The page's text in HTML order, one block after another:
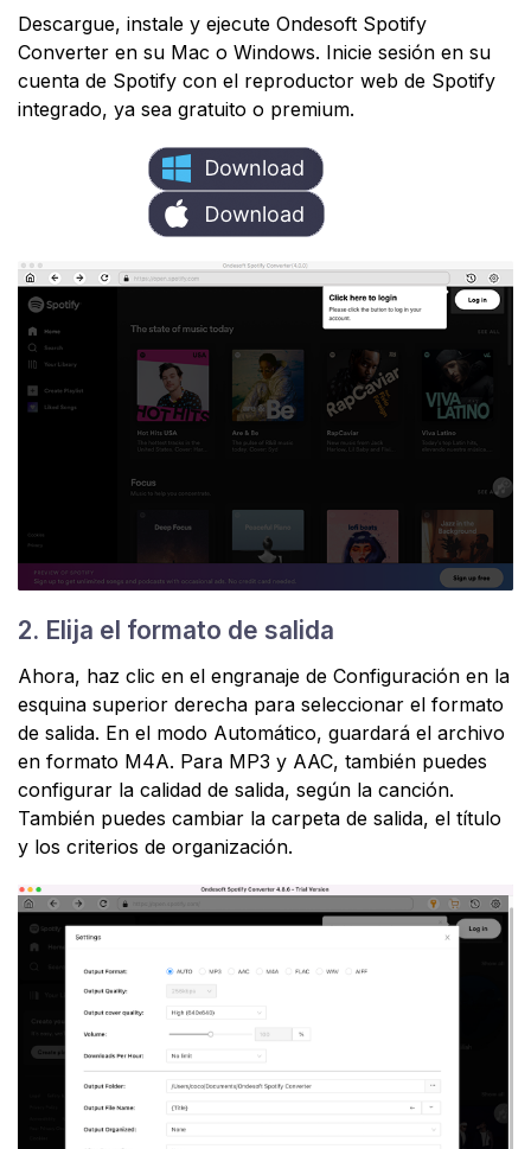
Descargue, instale y ejecute Ondesoft Spotify
Converter en su Mac o Windows. Inicie sesión en su
cuenta de Spotify con el reproductor web de Spotify
integrado, ya sea gratuito o premium.
2. Elija el formato de salida
Ahora, haz clic en el engranaje de Configuración en la
esquina superior derecha para seleccionar el formato
de salida. En el modo Automático, guardará el archivo
en formato M4A. Para MP3 y AAC, también puedes
configurar la calidad de salida, según la canción.
También puedes cambiar la carpeta de salida, el título
y los criterios de organización.